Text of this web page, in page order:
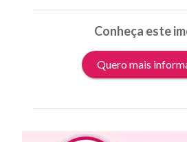
Conheça este
Quero mais